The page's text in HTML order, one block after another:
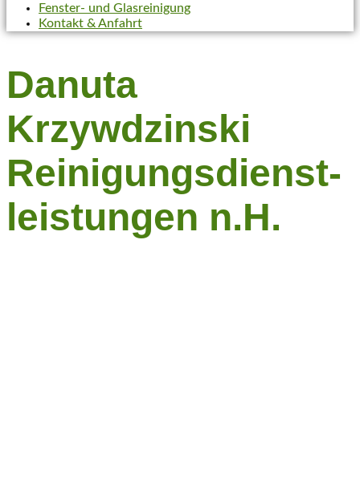
Fenster- und Glasreinigung
Kontakt & Anfahrt
Danuta
Krzywdzinski
Reinigungs­­dienst­
leistungen n.H.